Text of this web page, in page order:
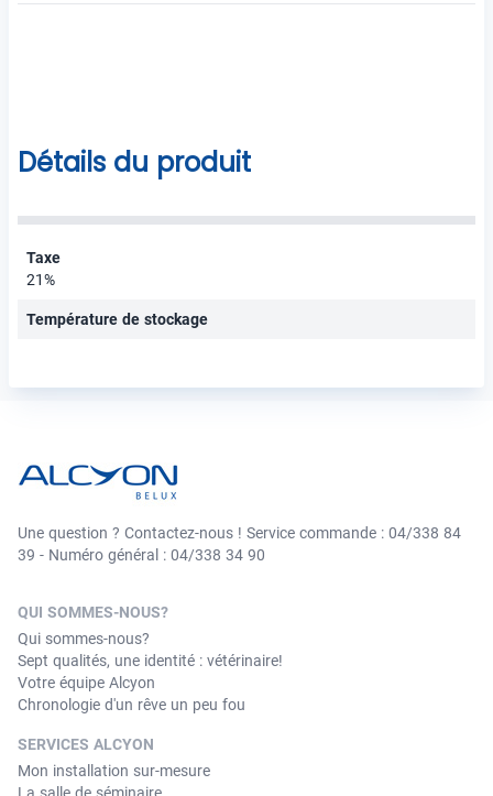
Détails du produit
Taxe
21%
Température de stockage
Une question ? Contactez-nous ! Service commande : 04/338 84
39 - Numéro général : 04/338 34 90
QUI SOMMES-NOUS?
Qui sommes-nous?
Sept qualités, une identité : vétérinaire!
Votre équipe Alcyon
Chronologie d'un rêve un peu fou
SERVICES ALCYON
Mon installation sur-mesure